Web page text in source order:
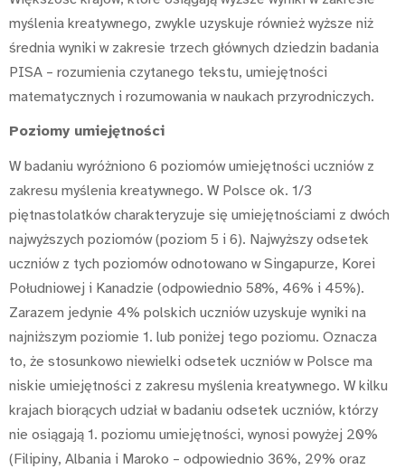
myślenia kreatywnego, zwykle uzyskuje również wyższe niż
średnia wyniki w zakresie trzech głównych dziedzin badania
PISA – rozumienia czytanego tekstu, umiejętności
matematycznych i rozumowania w naukach przyrodniczych.
Poziomy umiejętności
W badaniu wyróżniono 6 poziomów umiejętności uczniów z
zakresu myślenia kreatywnego. W Polsce ok. 1/3
piętnastolatków charakteryzuje się umiejętnościami z dwóch
najwyższych poziomów (poziom 5 i 6). Najwyższy odsetek
uczniów z tych poziomów odnotowano w Singapurze, Korei
Południowej i Kanadzie (odpowiednio 58%, 46% i 45%).
Zarazem jedynie 4% polskich uczniów uzyskuje wyniki na
najniższym poziomie 1. lub poniżej tego poziomu. Oznacza
to, że stosunkowo niewielki odsetek uczniów w Polsce ma
niskie umiejętności z zakresu myślenia kreatywnego. W kilku
krajach biorących udział w badaniu odsetek uczniów, którzy
nie osiągają 1. poziomu umiejętności, wynosi powyżej 20%
(Filipiny, Albania i Maroko – odpowiednio 36%, 29% oraz